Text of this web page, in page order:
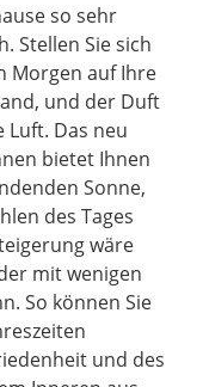
so sehr
Stellen Sie sich
Morgen auf Ihre
und der Duft
Das neu
bietet Ihnen
Sonne,
des Tages
wäre
mit wenigen
So können Sie
und des